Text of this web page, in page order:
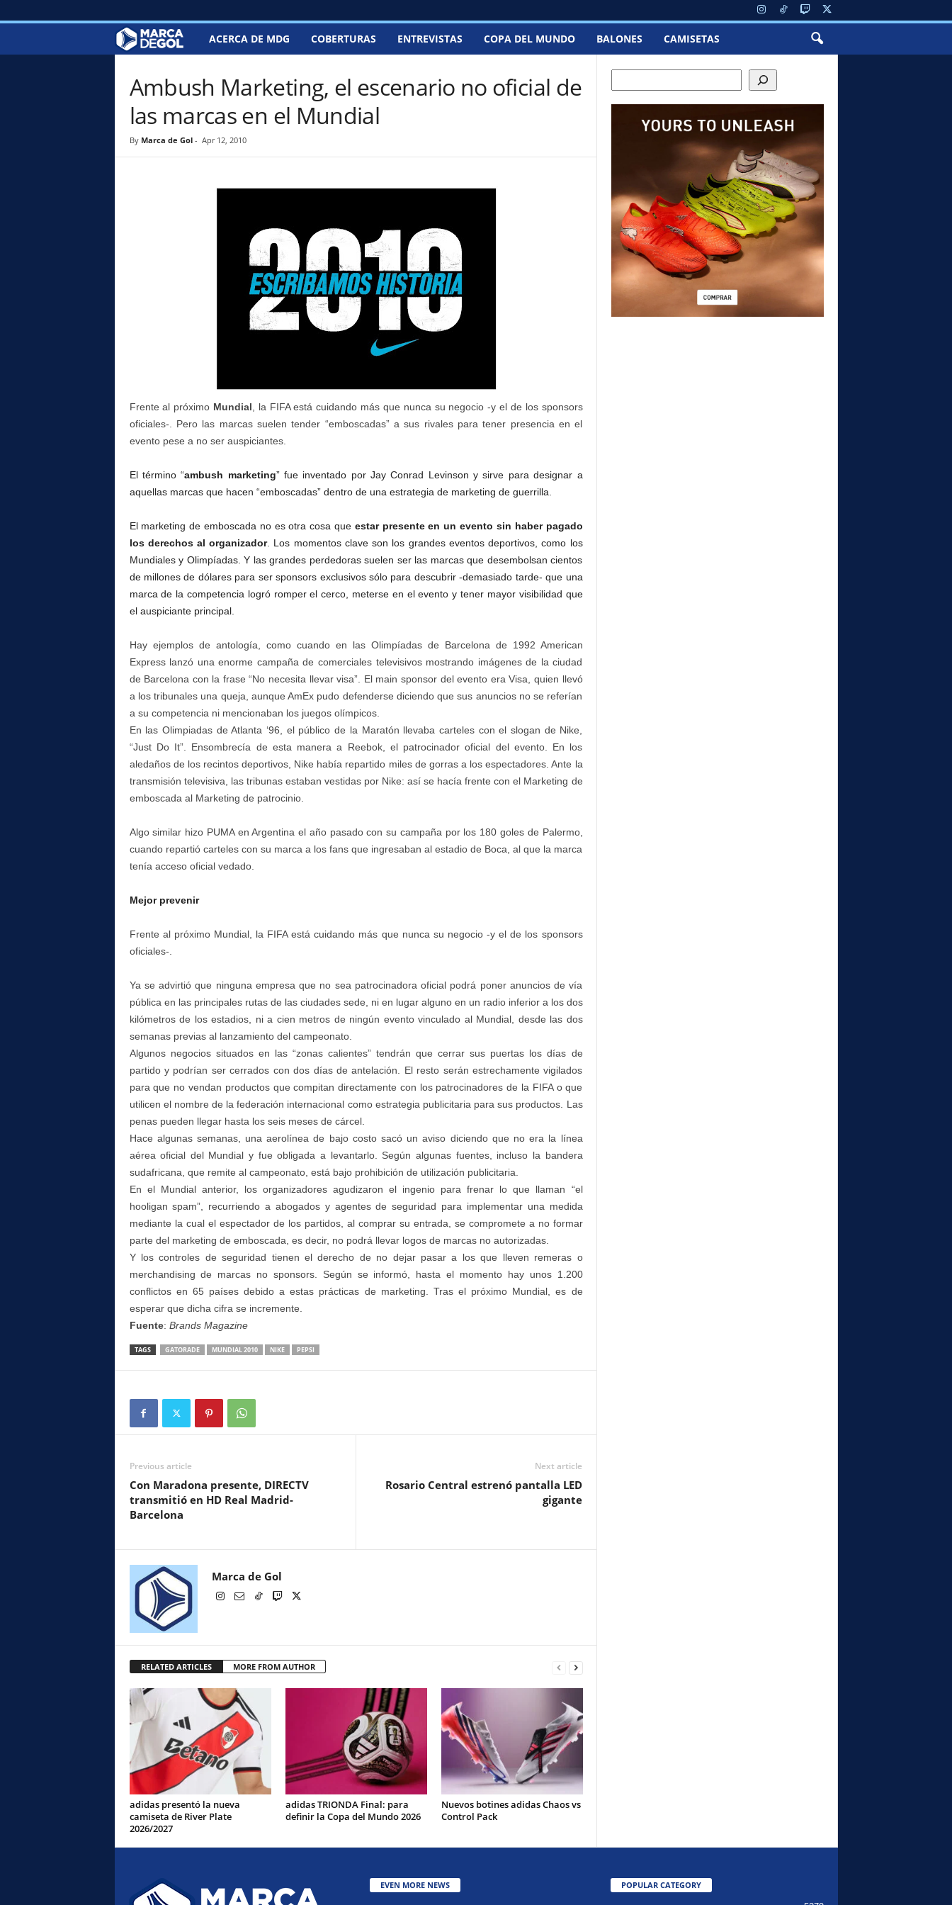
ACERCA DE MDG COBERTURAS ENTREVISTAS COPA DEL MUNDO BALONES CAMISETAS
Ambush Marketing, el escenario no oficial de
las marcas en el Mundial
By Marca de Gol- Apr 12, 2010
Frente al próximo Mundial , la FIFA está cuidando más que nunca su negocio -y el de los sponsors
oficiales-. Pero las marcas suelen tender “emboscadas” a sus rivales para tener presencia en el
evento pese a no ser auspiciantes.
El término “ambush marketing” fue inventado por Jay Conrad Levinson y sirve para designar a
aquellas marcas que hacen “emboscadas” dentro de una estrategia de marketing de guerrilla.
El marketing de emboscada no es otra cosa que estar presente en un evento sin haber pagado
los derechos al organizador. Los momentos clave son los grandes eventos deportivos, como los
Mundiales y Olimpíadas. Y las grandes perdedoras suelen ser las marcas que desembolsan cientos
de millones de dólares para ser sponsors exclusivos sólo para descubrir -demasiado tarde- que una
marca de la competencia logró romper el cerco, meterse en el evento y tener mayor visibilidad que
el auspiciante principal.
Hay ejemplos de antología, como cuando en las Olimpíadas de Barcelona de 1992 American
Express lanzó una enorme campaña de comerciales televisivos mostrando imágenes de la ciudad
de Barcelona con la frase “No necesita llevar visa”. El main sponsor del evento era Visa, quien llevó
a los tribunales una queja, aunque AmEx pudo defenderse diciendo que sus anuncios no se referían
a su competencia ni mencionaban los juegos olímpicos.
En las Olimpiadas de Atlanta ‘96, el público de la Maratón llevaba carteles con el slogan de Nike,
“Just Do It”. Ensombrecía de esta manera a Reebok, el patrocinador oficial del evento. En los
aledaños de los recintos deportivos, Nike había repartido miles de gorras a los espectadores. Ante la
transmisión televisiva, las tribunas estaban vestidas por Nike: así se hacía frente con el Marketing de
emboscada al Marketing de patrocinio.
Algo similar hizo PUMA en Argentina el año pasado con su campaña por los 180 goles de Palermo,
cuando repartió carteles con su marca a los fans que ingresaban al estadio de Boca, al que la marca
tenía acceso oficial vedado.
Mejor prevenir
Frente al próximo Mundial, la FIFA está cuidando más que nunca su negocio -y el de los sponsors
oficiales-.
Ya se advirtió que ninguna empresa que no sea patrocinadora oficial podrá poner anuncios de vía
pública en las principales rutas de las ciudades sede, ni en lugar alguno en un radio inferior a los dos
kilómetros de los estadios, ni a cien metros de ningún evento vinculado al Mundial, desde las dos
semanas previas al lanzamiento del campeonato.
Algunos negocios situados en las “zonas calientes” tendrán que cerrar sus puertas los días de
partido y podrían ser cerrados con dos días de antelación. El resto serán estrechamente vigilados
para que no vendan productos que compitan directamente con los patrocinadores de la FIFA o que
utilicen el nombre de la federación internacional como estrategia publicitaria para sus productos. Las
penas pueden llegar hasta los seis meses de cárcel.
Hace algunas semanas, una aerolínea de bajo costo sacó un aviso diciendo que no era la línea
aérea oficial del Mundial y fue obligada a levantarlo. Según algunas fuentes, incluso la bandera
sudafricana, que remite al campeonato, está bajo prohibición de utilización publicitaria.
En el Mundial anterior, los organizadores agudizaron el ingenio para frenar lo que llaman “el
hooligan spam”, recurriendo a abogados y agentes de seguridad para implementar una medida
mediante la cual el espectador de los partidos, al comprar su entrada, se compromete a no formar
parte del marketing de emboscada, es decir, no podrá llevar logos de marcas no autorizadas.
Y los controles de seguridad tienen el derecho de no dejar pasar a los que lleven remeras o
merchandising de marcas no sponsors. Según se informó, hasta el momento hay unos 1.200
conflictos en 65 países debido a estas prácticas de marketing. Tras el próximo Mundial, es de
esperar que dicha cifra se incremente.
Fuente: Brands Magazine
TAGS GATORADE MUNDIAL 2010 NIKE PEPSI
Previous article
Con Maradona presente, DIRECTV
transmitió en HD Real Madrid-
Barcelona
Next article
Rosario Central estrenó pantalla LED
gigante
Marca de Gol
RELATED ARTICLES MORE FROM AUTHOR
adidas presentó la nueva
camiseta de River Plate
2026/2027
adidas TRIONDA Final: para
definir la Copa del Mundo 2026
Nuevos botines adidas Chaos vs
Control Pack
EVEN MORE NEWS POPULAR CATEGORY